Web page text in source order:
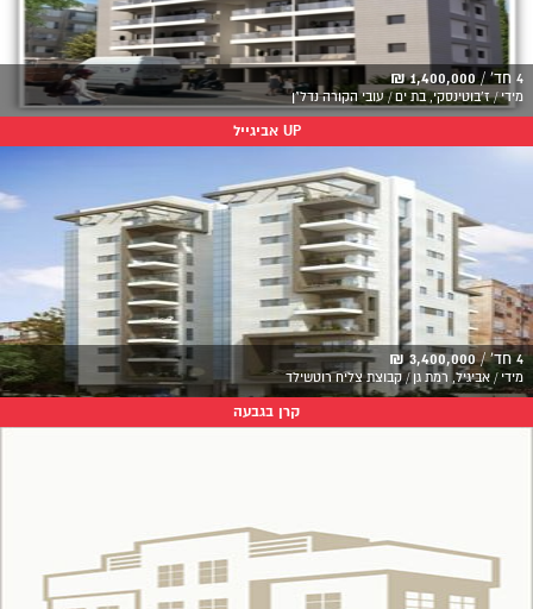
4 חד' / 1,400,000 ₪
מידי / ז'בוטינסקי, בת ים / עובי הקורה נדל"ן
UP אביגייל
4 חד' / 3,400,000 ₪
מידי / אביגיל, רמת גן / קבוצת צליח רוטשילד
קרן בגבעה